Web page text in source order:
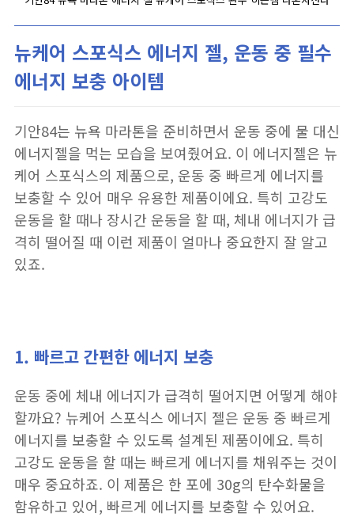
뉴케어 스포식스 에너지 젤, 운동 중 필수
에너지 보충 아이템
기안84는 뉴욕 마라톤을 준비하면서 운동 중에 물 대신
에너지젤을 먹는 모습을 보여줬어요. 이 에너지젤은 뉴
케어 스포식스의 제품으로, 운동 중 빠르게 에너지를
보충할 수 있어 매우 유용한 제품이에요. 특히 고강도
운동을 할 때나 장시간 운동을 할 때, 체내 에너지가 급
격히 떨어질 때 이런 제품이 얼마나 중요한지 잘 알고
있죠.
1. 빠르고 간편한 에너지 보충
운동 중에 체내 에너지가 급격히 떨어지면 어떻게 해야
할까요? 뉴케어 스포식스 에너지 젤은 운동 중 빠르게
에너지를 보충할 수 있도록 설계된 제품이에요. 특히
고강도 운동을 할 때는 빠르게 에너지를 채워주는 것이
매우 중요하죠. 이 제품은 한 포에 30g의 탄수화물을
함유하고 있어, 빠르게 에너지를 보충할 수 있어요.